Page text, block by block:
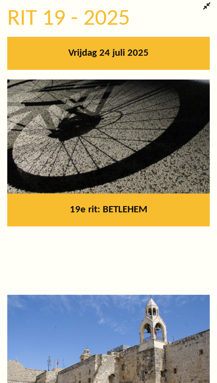
RIT 19 - 2025
Vrijdag 24 juli 2025
19e rit: BETLEHEM